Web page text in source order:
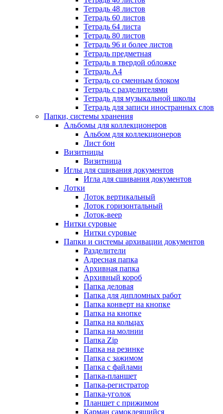
Тетрадь 48 листов
Тетрадь 60 листов
Тетрадь 64 листа
Тетрадь 80 листов
Тетрадь 96 и более листов
Тетрадь предметная
Тетрадь в твердой обложке
Тетрадь А4
Тетрадь со сменным блоком
Тетрадь с разделителями
Тетрадь для музыкальной школы
Тетрадь для записи иностранных слов
Папки, системы хранения
Альбомы для коллекционеров
Альбом для коллекционеров
Лист бон
Визитницы
Визитница
Иглы для сшивания документов
Игла для сшивания документов
Лотки
Лоток вертикальный
Лоток горизонтальный
Лоток-веер
Нитки суровые
Нитки суровые
Папки и системы архивации документов
Разделители
Адресная папка
Архивная папка
Архивный короб
Папка деловая
Папка для дипломных работ
Папка конверт на кнопке
Папка на кнопке
Папка на кольцах
Папка на молнии
Папка Zip
Папка на резинке
Папка с зажимом
Папка с файлами
Папка-планшет
Папка-регистратор
Папка-уголок
Планшет с прижимом
Карман самоклеящийся